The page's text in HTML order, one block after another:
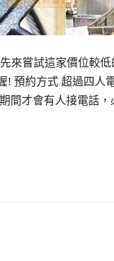
來嘗試這家價位較
! 預約方式 超過四人
間才會有人接電話